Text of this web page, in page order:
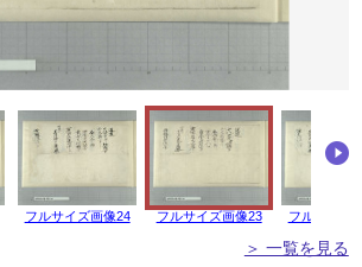
フルサイズ画像24 フルサイズ画像23 フルサイズ
＞ 一覧を見る